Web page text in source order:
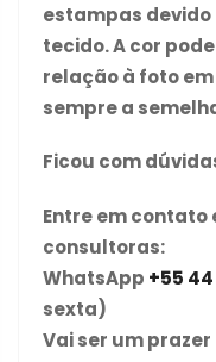
estampas devido
tecido. A cor
relação à foto
sempre a
Ficou com
Entre em contato
consultoras:
WhatsApp +55
sexta)
Vai ser um